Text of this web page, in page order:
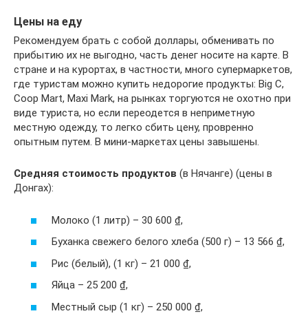
Цены на еду
Рекомендуем брать с собой доллары, обменивать по
прибытию их не выгодно, часть денег носите на карте. В
стране и на курортах, в частности, много супермаркетов,
где туристам можно купить недорогие продукты: Big C,
Coop Mart, Maxi Mark, на рынках торгуются не охотно при
виде туриста, но если переодется в неприметную
местную одежду, то легко сбить цену, провренно
опытным путем. В мини-маркетах цены завышены.
Средняя стоимость продуктов (в Нячанге) (цены в
Донгах):
Молоко (1 литр) – 30 600 ₫,
Буханка свежего белого хлеба (500 г) – 13 566 ₫,
Рис (белый), (1 кг) – 21 000 ₫,
Яйца – 25 200 ₫,
Местный сыр (1 кг) – 250 000 ₫,